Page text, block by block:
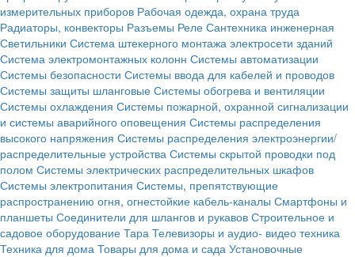
измерительных приборов Рабочая одежда, охрана труда
Радиаторы, конвекторы Разъемы Реле Сантехника инженерная
Светильники Система штекерного монтажа электросети зданий
Система электромонтажных колонн Системы автоматизации
Системы безопасности Системы ввода для кабелей и проводов
Системы защиты шланговые Системы обогрева и вентиляции
Системы охлаждения Системы пожарной, охранной сигнализации
и системы аварийного оповещения Системы распределения
высокого напряжения Системы распределения электроэнергии/
распределительные устройства Системы скрытой проводки под
полом Системы электрических распределительных шкафов
Системы электропитания Системы, препятствующие
распространению огня, огнестойкие кабель-каналы Смартфоны и
планшеты Соединители для шлангов и рукавов Строительное и
садовое оборудование Тара Телевизоры и аудио- видео техника
Техника для дома Товары для дома и сада Установочные